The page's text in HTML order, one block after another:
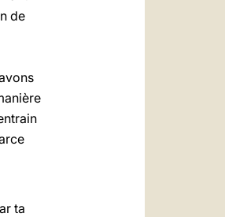
de
ta